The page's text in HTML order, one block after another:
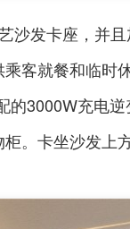
沙发卡座，并
客就餐和临
的3000W充电
。卡坐沙发